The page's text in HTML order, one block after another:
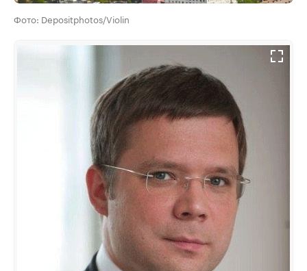
Фото: Depositphotos/Violin